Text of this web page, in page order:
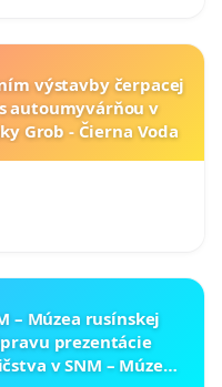
výstavby čerpacej
autoumyvárňou v
Grob - Čierna Voda
– Múzea rusínskej
prezentácie
v SNM – Múzeu